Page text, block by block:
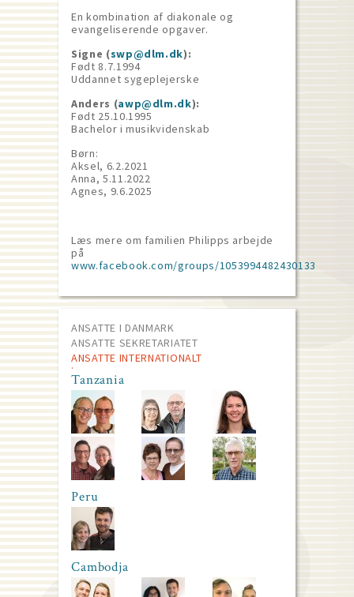
En kombination af diakonale og
evangeliserende opgaver.
Signe (swp@dlm.dk):
Født 8.7.1994
Uddannet sygeplejerske
Anders (awp@dlm.dk):
Født 25.10.1995
Bachelor i musikvidenskab
Børn:
Aksel, 6.2.2021
Anna, 5.11.2022
Agnes, 9.6.2025
Læs mere om familien Philipps arbejde
på
www.facebook.com/groups/1053994482430133
ANSATTE I DANMARK
ANSATTE SEKRETARIATET
ANSATTE INTERNATIONALT
Tanzania
Peru
Cambodja